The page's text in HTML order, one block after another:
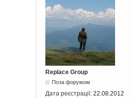
Replace Group
Поза форумом
Дата реєстрації: 22.08.2012